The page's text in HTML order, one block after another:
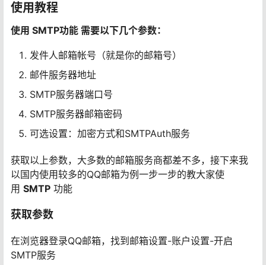
使用教程
使用 SMTP功能 需要以下几个参数：
发件人邮箱帐号（就是你的邮箱号）
邮件服务器地址
SMTP服务器端口号
SMTP服务器邮箱密码
可选设置：加密方式和SMTPAuth服务
获取以上参数，大多数的邮箱服务商都差不多，接下来我
以国内使用较多的QQ邮箱为例一步一步的教大家使
用 SMTP 功能
获取参数
在浏览器登录QQ邮箱，找到邮箱设置-账户设置-开启
SMTP服务